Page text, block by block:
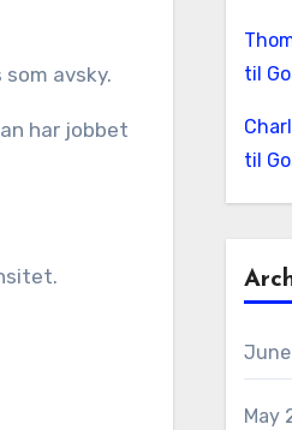
avsky.
har jobbet
til
til
May